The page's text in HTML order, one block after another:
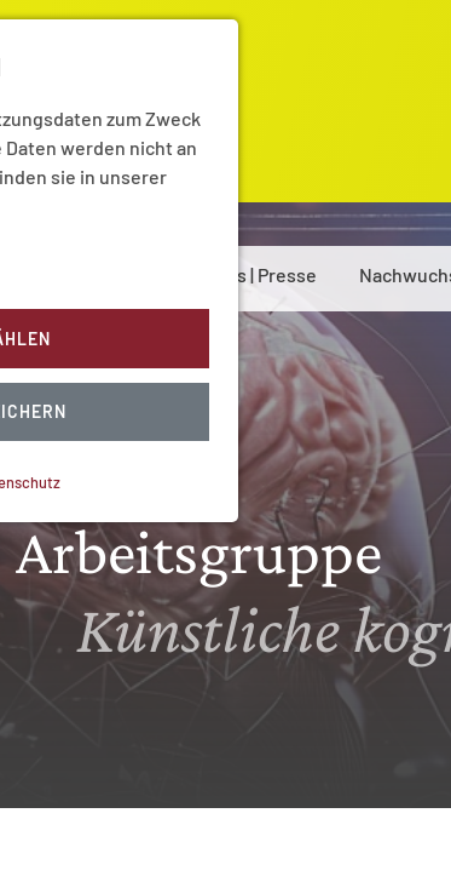
Aktuelles | Presse
Arbeitsgruppe
Künstliche
zum Zweck
werden nicht an
sie in unserer